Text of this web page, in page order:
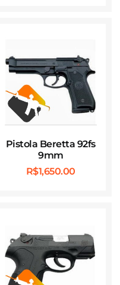
Pistola Beretta 92fs
9mm
R$1,650.00